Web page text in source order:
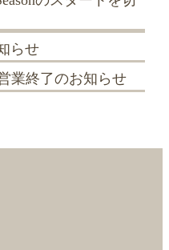
らせ
業終了のお知らせ